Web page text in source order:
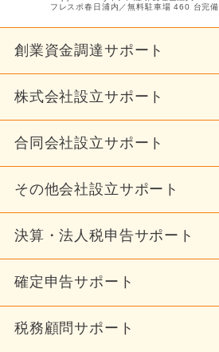
フレスポ春日浦内／無料駐車場 460 台完備
創業資金調達サポート
株式会社設立サポート
合同会社設立サポート
その他会社設立サポート
決算・法人税申告サポート
確定申告サポート
税務顧問サポート